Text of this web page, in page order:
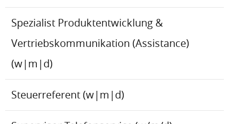
Spezialist Produktentwicklung &
Vertriebskommunikation (Assistance)
(w|m|d)
Steuerreferent (w|m|d)